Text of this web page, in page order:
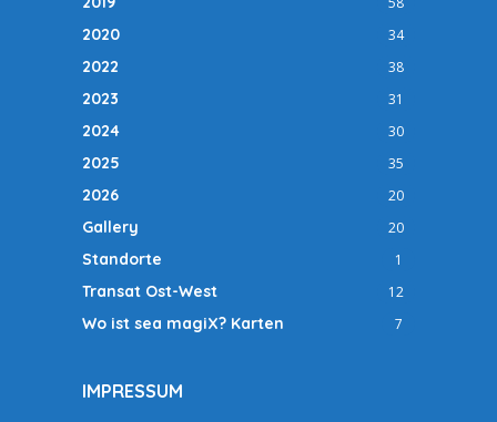
2020 34
2022 38
2023 31
2024 30
2025 35
2026 20
Gallery 20
Standorte 1
Transat Ost-West 12
Wo ist sea magiX? Karten 7
IMPRESSUM